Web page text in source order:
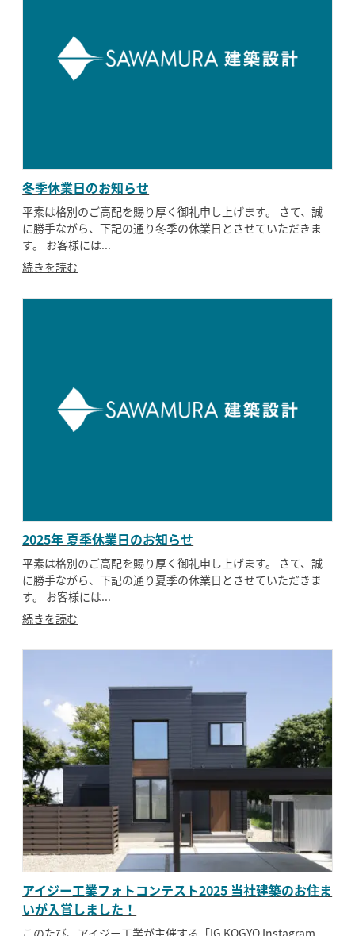
冬季休業日のお知らせ
平素は格別のご高配を賜り厚く御礼申し上げます。 さて、誠
に勝手ながら、下記の通り冬季の休業日とさせていただきま
す。 お客様には...
続きを読む
2025年 夏季休業日のお知らせ
平素は格別のご高配を賜り厚く御礼申し上げます。 さて、誠
に勝手ながら、下記の通り夏季の休業日とさせていただきま
す。 お客様には...
続きを読む
アイジー工業フォトコンテスト2025 当社建築のお住ま
いが入賞しました！